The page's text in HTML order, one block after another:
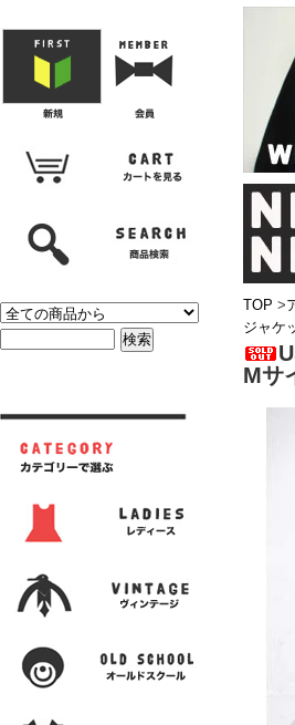
・レザーシューズ/スニーカー
・プリントTシャツ
・バンド/ツアー
・キャラクター
・Nike/adidas/スポ
・チャンピオン
・サーフ/スケート
・ボーダー/総柄/無
・フットボール/リ
・タンクトップ/NBA
・
・
・
TOP >
ジャケ
Mサ